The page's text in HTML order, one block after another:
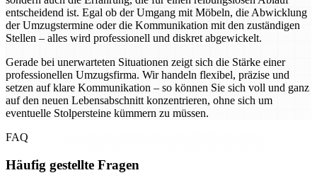
entscheidend ist. Egal ob der Umgang mit Möbeln, die Abwicklung
der Umzugstermine oder die Kommunikation mit den zuständigen
Stellen – alles wird professionell und diskret abgewickelt.
Gerade bei unerwarteten Situationen zeigt sich die Stärke einer
professionellen Umzugsfirma. Wir handeln flexibel, präzise und
setzen auf klare Kommunikation – so können Sie sich voll und ganz
auf den neuen Lebensabschnitt konzentrieren, ohne sich um
eventuelle Stolpersteine kümmern zu müssen.
FAQ
Häufig gestellte Fragen